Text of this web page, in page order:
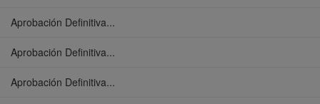
Aprobación Definitiva...
Aprobación Definitiva...
Aprobación Definitiva...